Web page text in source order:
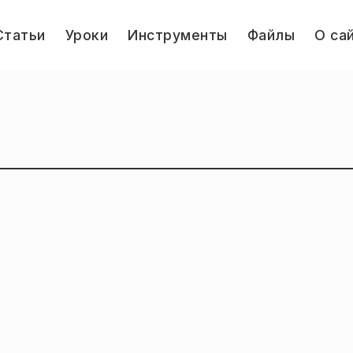
Уроки Инструменты Файлы О